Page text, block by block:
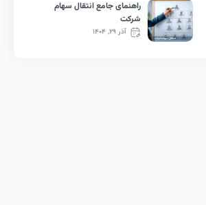
راهنمای جامع انتقال سهام
شرکت
آذر ۲۹, ۱۴۰۴